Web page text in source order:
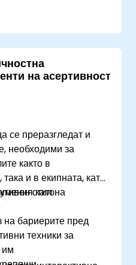
послание,
е едно от най-
на целите ви.
и непрекъснат диалог
за успеха на
умения,
повишат способността
и контрол във всеки
без формална власт и
на асертивност
се преразгледат и
необходими за
както в
и в екипната, като
като:
стил на
на бариерите пред
техники за
им